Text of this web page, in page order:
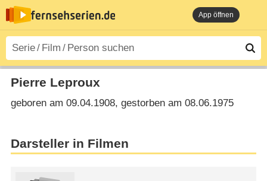
App öffnen
Pierre Leproux
geboren am 09.04.1908, gestorben am 08.06.1975
Darsteller in Filmen